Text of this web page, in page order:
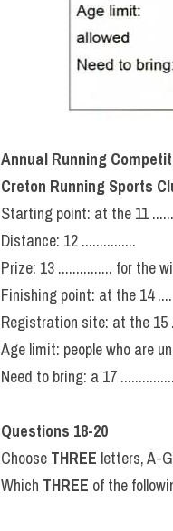
III.
Running
Listening